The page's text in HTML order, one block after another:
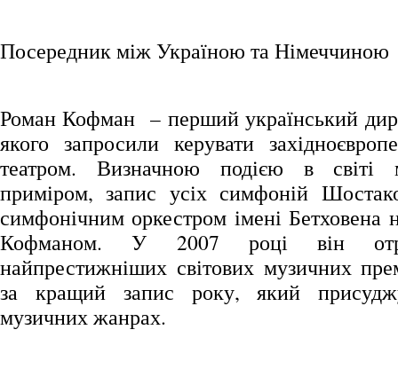
Посередник між Україною та Німеччиною
Роман Кофман – перший український
якого запросили керувати
театром. Визначною подією в світі
приміром, запис усіх симфоній
симфонічним оркестром імені Бетховена
Кофманом. У 2007 році він
найпрестижніших світових музичних
за кращий запис року, який
музичних жанрах.